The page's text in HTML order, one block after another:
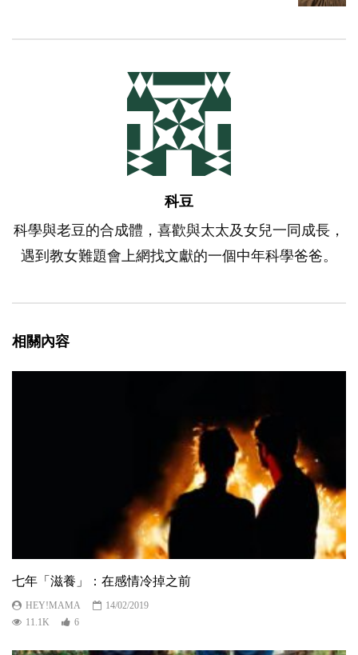
科豆
科學與老豆的合成體，喜歡與太太及女兒一同成長，
遇到教女難題會上網找文獻的一個中年科學爸爸。
相關內容
七年「滋養」：在感情冷掉之前
HEY!MAMA
14/02/2019
11.1K
6